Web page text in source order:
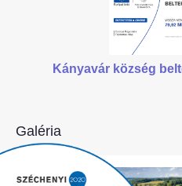
Kányavár község
Galéria